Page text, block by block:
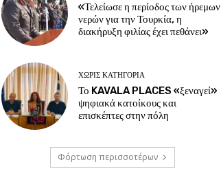
«Τελείωσε η περίοδος των ήρεμων
νερών για την Τουρκία, η
διακήρυξη φιλίας έχει πεθάνει»
ΧΩΡΊΣ ΚΑΤΗΓΟΡΊΑ
Το KAVALA PLACES «ξεναγεί»
ψηφιακά κατοίκους και
επισκέπτες στην πόλη
Φόρτωση περισσοτέρων